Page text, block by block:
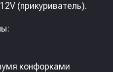
(прикуриватель).
конфорками